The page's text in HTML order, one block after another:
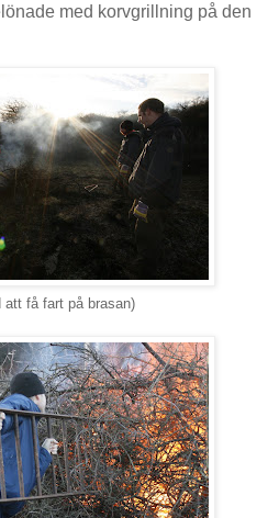
med korvgrillning på den
att få fart på brasan)